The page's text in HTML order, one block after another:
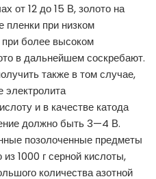
от 12 до 15 В, золото на
пленки при низком
при более высоком
в дальнейшем соскребают.
также в том случае,
электролита
и в качестве катода
должно быть 3—4 В.
позолоченные предметы
1000 г серной кислоты,
количества азотной